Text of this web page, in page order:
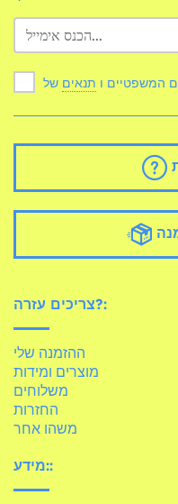
המשפטיים ו תנאים
צריכים עזרה?:
ההזמנה שלי
מוצרים ומידות
משלוחים
החזרות
משהו אחר
מידע::